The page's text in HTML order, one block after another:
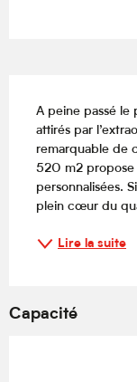
A peine passé le
attirés par
remarquable de
520 m2 propose
personnalisées.
plein cœur du
Lire la suite
Capacité